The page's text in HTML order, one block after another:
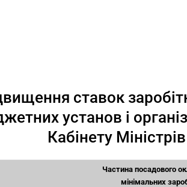
ставок
установ і
Кабінету
Частина посадового
мінімальних